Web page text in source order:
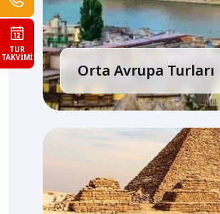
TUR
TAKVIMI
Orta Avrupa Turları